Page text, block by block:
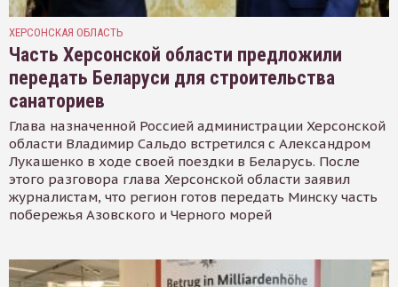
ХЕРСОНСКАЯ ОБЛАСТЬ
Часть Херсонской области предложили
передать Беларуси для строительства
санаториев
Глава назначенной Россией администрации Херсонской
области Владимир Сальдо встретился с Александром
Лукашенко в ходе своей поездки в Беларусь. После
этого разговора глава Херсонской области заявил
журналистам, что регион готов передать Минску часть
побережья Азовского и Черного морей